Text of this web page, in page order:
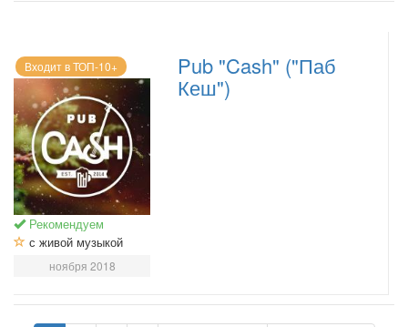
Входит в ТОП-10+
Рекомендуем
с живой музыкой
ноября 2018
Pub "Cash" ("Паб
Кеш")